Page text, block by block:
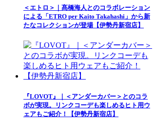
＜エトロ＞｜髙橋海人とのコラボレーション
による「ETRO per Kaito Takahashi」から新
たなコレクションが登場【伊勢丹新宿店】
『LOVOT』｜＜アンダーカバー＞とのコラ
ボが実現。リンクコーデも楽しめるヒト用ウ
ェアもご紹介！【伊勢丹新宿店】